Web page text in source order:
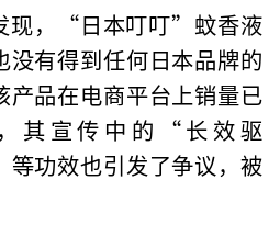
现，“日本叮叮”蚊香液
没有得到任何日本品牌的
产品在电商平台上销量已
其宣传中的“长效驱
功效也引发了争议，被